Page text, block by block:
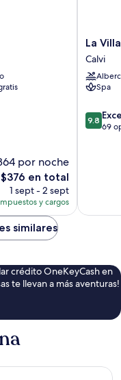
por noche
El
precio
actual
es
de
$376
$376 en total
1 sept - 2 sept
y cargos
La
Villa
Calvi
Calvi
La
Calvi
Spa
9.8
de
9.8
69
similares
crédito OneKeyCash en
te llevan a más aventuras!